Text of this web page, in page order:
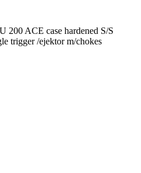
200 ACE case hardened S/S
trigger /ejektor m/chokes